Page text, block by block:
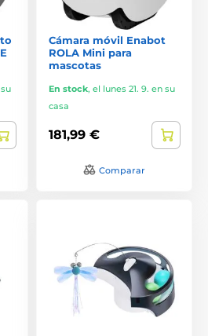
Cámara móvil Enabot
ROLA Mini para
mascotas
En stock, el lunes 21. 9. en su
casa
181,99 €
Comparar